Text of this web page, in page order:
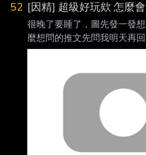
52 [因精] 超級好玩欸 怎麼
很晚了要睡了，圖先發一發
麼想問的推文先問我明天再
https://images.plurk.com/
對話選項，做的有點像P系
https://images.plurk.com/
https://images.plurk.com/
WUZW.png 點右上角會顯示
https://image